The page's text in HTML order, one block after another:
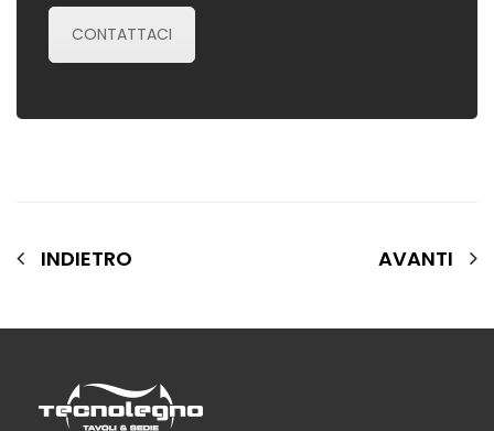
CONTATTACI
INDIETRO AVANTI